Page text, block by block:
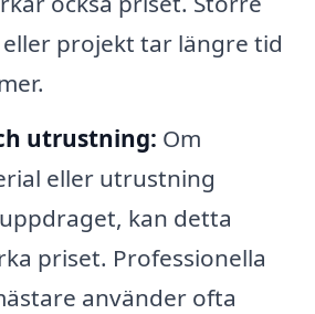
projekt tar längre tid
utrustning: Om
eller utrustning
kan detta
priset. Professionella
använder ofta